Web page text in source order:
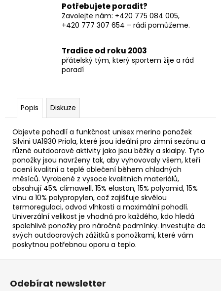
Potřebujete poradit?
Zavolejte nám: +420 775 084 005,
+420 777 307 654 – rádi pomůžeme.
Tradice od roku 2003
přátelský tým, který sportem žije a rád
poradí
Popis Diskuze
Objevte pohodlí a funkčnost unisex merino ponožek
Silvini UA1930 Priola, které jsou ideální pro zimní sezónu a
různé outdoorové aktivity jako jsou běžky a skialpy. Tyto
ponožky jsou navrženy tak, aby vyhovovaly všem, kteří
ocení kvalitní a teplé oblečení během chladných
měsíců. Vyrobené z vysoce kvalitních materiálů,
obsahují 45% climawell, 15% elastan, 15% polyamid, 15%
vlnu a 10% polypropylen, což zajišťuje skvělou
termoregulaci, odvod vlhkosti a maximální pohodlí.
Univerzální velikost je vhodná pro každého, kdo hledá
spolehlivé ponožky pro náročné podmínky. Investujte do
svých outdoorových zážitků s ponožkami, které vám
poskytnou potřebnou oporu a teplo.
Z
Odebírat newsletter